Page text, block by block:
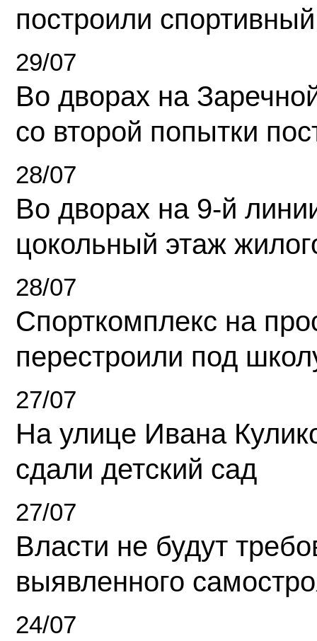
построили
29/07
Во дворах на
со второй попытки
28/07
Во дворах на 9-й
цокольный этаж
28/07
Спорткомплекс на
перестроили под
27/07
На улице Ивана
сдали детский сад
27/07
Власти не будут
выявленного
24/07